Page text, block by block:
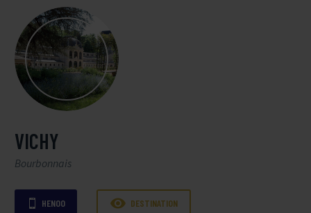
VICHY
Bourbonnais
 HENOO  DESTINATION